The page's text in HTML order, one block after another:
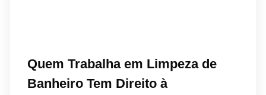
Quem Trabalha em Limpeza de
Banheiro Tem Direito à